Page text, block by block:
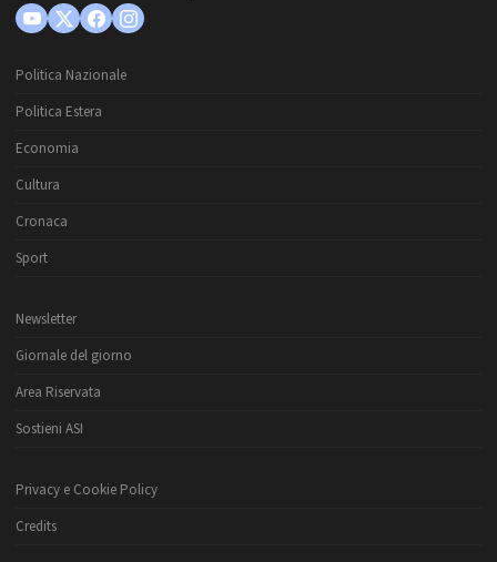
Politica Nazionale
Politica Estera
Economia
Cultura
Cronaca
Sport
Newsletter
Giornale del giorno
Area Riservata
Sostieni ASI
Privacy e Cookie Policy
Credits